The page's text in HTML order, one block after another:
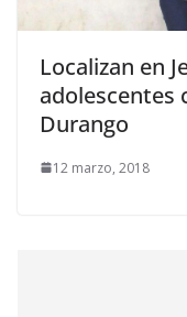
Localizan en
adolescentes
Durango
12 marzo, 2018